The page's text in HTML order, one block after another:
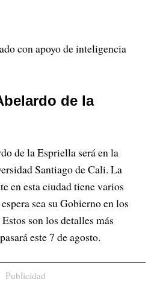
con apoyo de inteligencia
de la
de la Espriella será en la
Santiago de Cali. La
en esta ciudad tiene varios
sea su Gobierno en los
son los detalles más
este 7 de agosto.
Publicidad